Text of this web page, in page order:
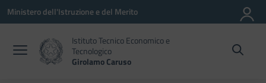
Vai ai contenuti
Vai al menu di navigazione
Vai al footer
Ministero dell'Istruzione e del Merito
Istituto Tecnico Economico e
Tecnologico
Girolamo Caruso